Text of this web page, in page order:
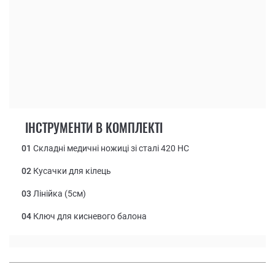
ІНСТРУМЕНТИ В КОМПЛЕКТІ
01 Складні медичні ножиці зі сталі 420 НС
02 Кусачки для кілець
03 Лінійка (5см)
04 Ключ для кисневого балона